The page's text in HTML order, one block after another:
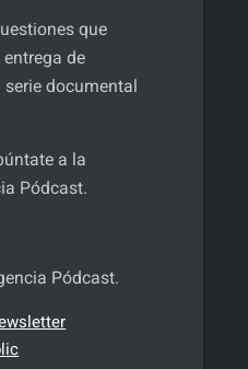
que
de
documental
a la
Pódcast.
Pódcast.